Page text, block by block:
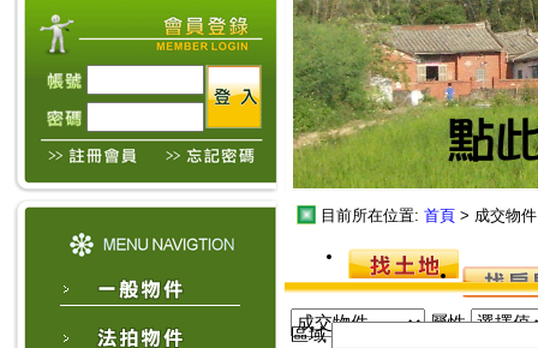
目前所在位置: 首頁 > 成交物
屬性
區域